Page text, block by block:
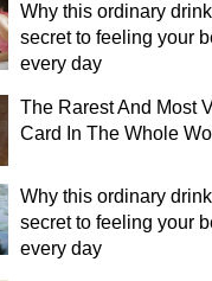
Why this ordinary
secret to feeling your
every day
The Rarest And Most
Card In The Whole
Why this ordinary
secret to feeling your
every day